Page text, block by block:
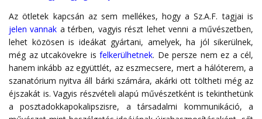
Az ötletek kapcsán az sem mellékes, hogy a Sz.A.F. tagjai is
jelen vannak a térben, vagyis részt lehet venni a művészetben,
lehet közösen is ideákat gyártani, amelyek, ha jól sikerülnek,
még az utcakövekre is felkerülhetnek. De persze nem ez a cél,
hanem inkább az együttlét, az eszmecsere, mert a hálóterem, a
szanatórium nyitva áll bárki számára, akárki ott töltheti még az
éjszakát is. Vagyis részvételi alapú művészetként is tekinthetünk
a posztadokkapokalipszisre, a társadalmi kommunikáció, a